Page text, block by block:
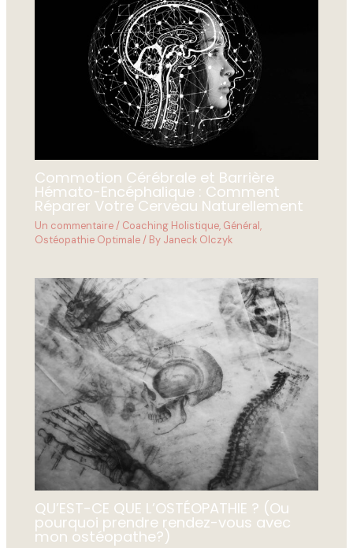
Commotion Cérébrale et Barrière
Hémato-Encéphalique : Comment
Réparer Votre Cerveau Naturellement
Un commentaire / Coaching Holistique, Général,
Ostéopathie Optimale / By Janeck Olczyk
QU’EST-CE QUE L’OSTÉOPATHIE ? (Ou
pourquoi prendre rendez-vous avec
mon ostéopathe?)